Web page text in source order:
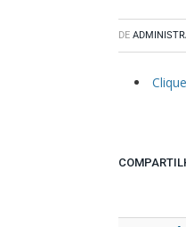
DE